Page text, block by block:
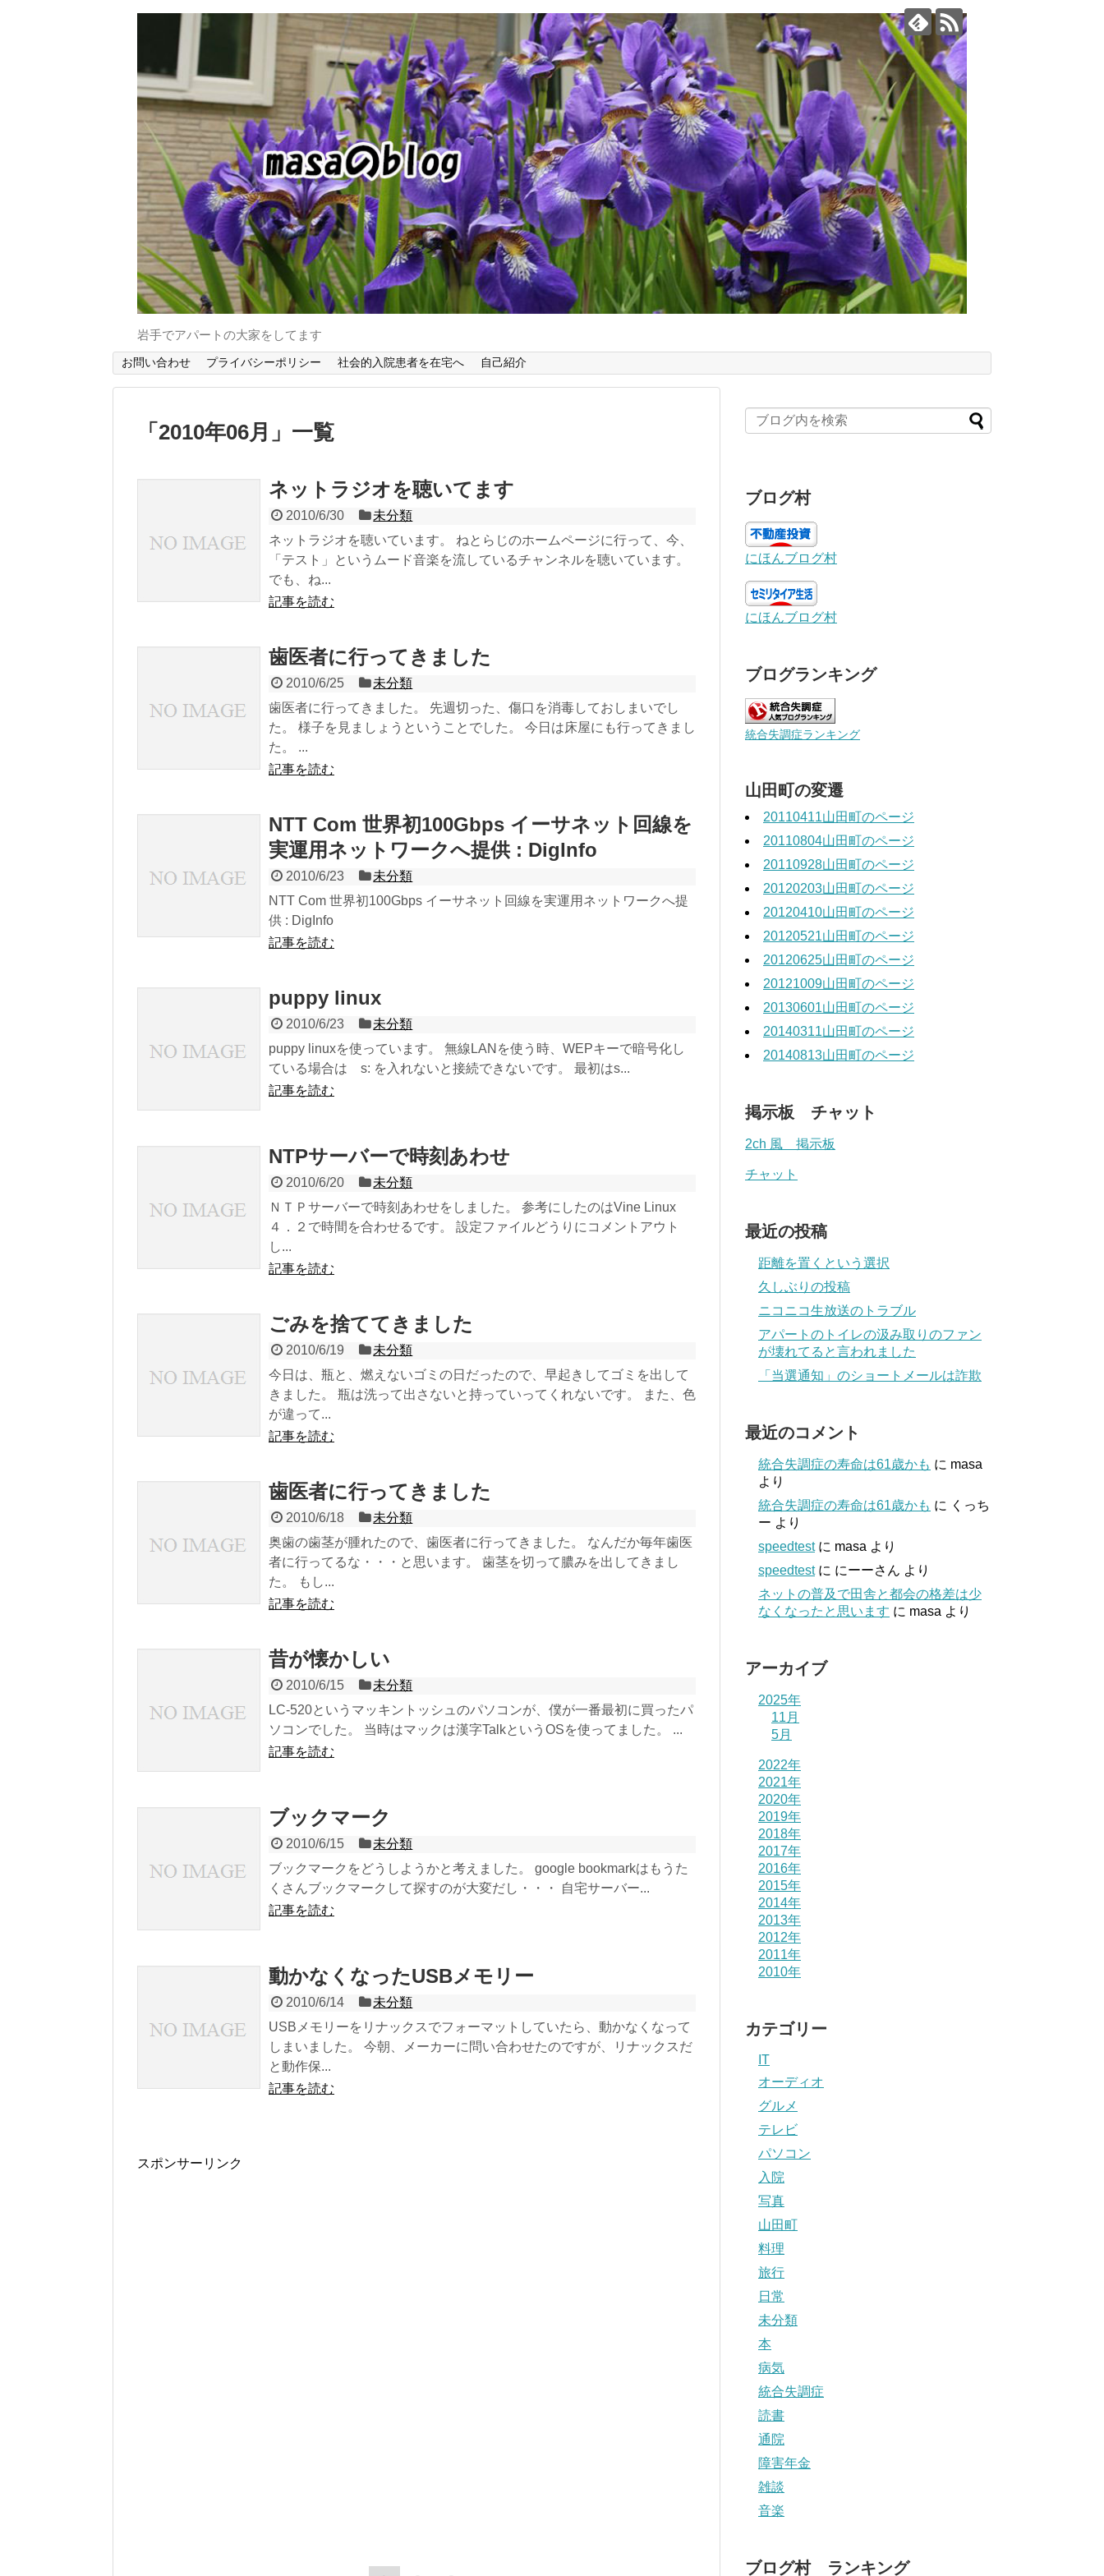
岩手でアパートの大家をしてます
お問い合わせ プライバシーポリシー 社会的入院患者を在宅へ 自己紹介
「 2010年06月 」 一覧
ネットラジオを聴いてます
2010/6/30
未分類
ネットラジオを聴いています。 ねとらじのホームページに行って、今、
「テスト」というムード音楽を流しているチャンネルを聴いています。
でも、ね...
記事を読む
歯医者に行ってきました
2010/6/25
未分類
歯医者に行ってきました。 先週切った、傷口を消毒しておしまいでし
た。 様子を見ましょうということでした。 今日は床屋にも行ってきまし
た。 ...
記事を読む
NTT Com 世界初100Gbps イーサネット回線を
実運用ネットワークへ提供 : DigInfo
2010/6/23
未分類
NTT Com 世界初100Gbps イーサネット回線を実運用ネットワークへ提
供 : DigInfo
記事を読む
puppy linux
2010/6/23
未分類
puppy linuxを使っています。 無線LANを使う時、WEPキーで暗号化し
ている場合は s: を入れないと接続できないです。 最初はs...
記事を読む
NTPサーバーで時刻あわせ
2010/6/20
未分類
ＮＴＰサーバーで時刻あわせをしました。 参考にしたのはVine Linux
４．２で時間を合わせるです。 設定ファイルどうりにコメントアウト
し...
記事を読む
ごみを捨ててきました
2010/6/19
未分類
今日は、瓶と、燃えないゴミの日だったので、早起きしてゴミを出して
きました。 瓶は洗って出さないと持っていってくれないです。 また、色
が違って...
記事を読む
歯医者に行ってきました
2010/6/18
未分類
奥歯の歯茎が腫れたので、歯医者に行ってきました。 なんだか毎年歯医
者に行ってるな・・・と思います。 歯茎を切って膿みを出してきまし
た。 もし...
記事を読む
昔が懐かしい
2010/6/15
未分類
LC-520というマッキントッシュのパソコンが、僕が一番最初に買ったパ
ソコンでした。 当時はマックは漢字TalkというOSを使ってました。 ...
記事を読む
ブックマーク
2010/6/15
未分類
ブックマークをどうしようかと考えました。 google bookmarkはもうた
くさんブックマークして探すのが大変だし・・・ 自宅サーバー...
記事を読む
動かなくなったUSBメモリー
2010/6/14
未分類
USBメモリーをリナックスでフォーマットしていたら、動かなくなって
しまいました。 今朝、メーカーに問い合わせたのですが、リナックスだ
と動作保...
記事を読む
スポンサーリンク
ブログ村
にほんブログ村
にほんブログ村
ブログランキング
統合失調症ランキング
山田町の変遷
20110411山田町のページ
20110804山田町のページ
20110928山田町のページ
20120203山田町のページ
20120410山田町のページ
20120521山田町のページ
20120625山田町のページ
20121009山田町のページ
20130601山田町のページ
20140311山田町のページ
20140813山田町のページ
掲示板 チャット
2ch 風 掲示板
チャット
最近の投稿
距離を置くという選択
久しぶりの投稿
ニコニコ生放送のトラブル
アパートのトイレの汲み取りのファン
が壊れてると言われました
「当選通知」のショートメールは詐欺
最近のコメント
統合失調症の寿命は61歳かも に masa
より
統合失調症の寿命は61歳かも に くっち
ー より
speedtestに masa より
speedtestに にーーさん より
ネットの普及で田舎と都会の格差は少
なくなったと思います に masa より
アーカイブ
2025年
11月
5月
2022年
2021年
2020年
2019年
2018年
2017年
2016年
2015年
2014年
2013年
2012年
2011年
2010年
カテゴリー
IT
オーディオ
グルメ
テレビ
パソコン
入院
写真
山田町
料理
旅行
日常
未分類
本
病気
統合失調症
読書
通院
障害年金
雑談
音楽
ブログ村 ランキング